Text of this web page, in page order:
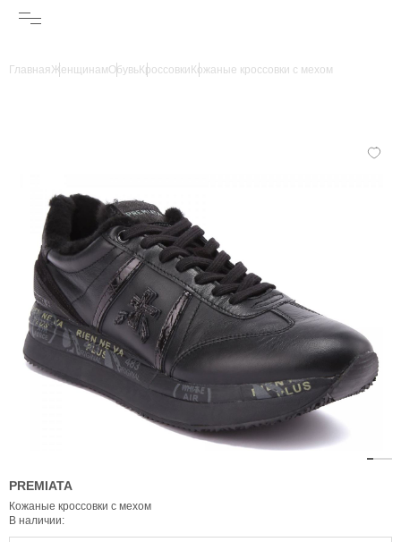
ГлавнаяЖенщинамОбувьКроссовки Кожаные кроссовки с мехом
PREMIATA
Кожаные кроссовки с мехом
В наличии: